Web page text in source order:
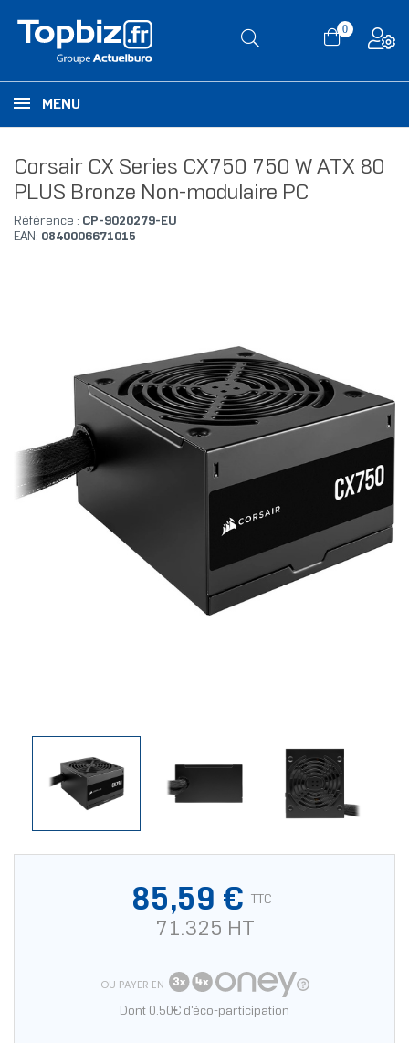
0
MENU
Corsair CX Series CX750 750 W ATX 80
PLUS Bronze Non-modulaire PC
Référence : CP-9020279-EU
EAN: 0840006671015
85,59 € TTC
71.325 HT
OU PAYER EN
Dont 0.50€ d'éco-participation